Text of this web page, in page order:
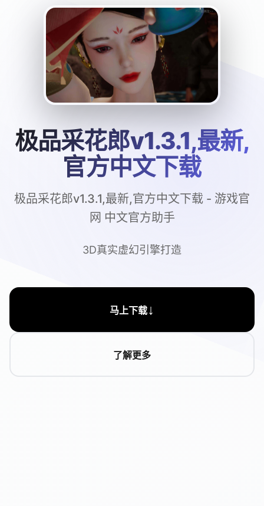
极品采花郎v1.3.1,最新,
官方中文下载
极品采花郎v1.3.1,最新,官方中文下载 - 游戏官
网 中文官方助手
3D真实虚幻引擎打造
马上下载↓
了解更多